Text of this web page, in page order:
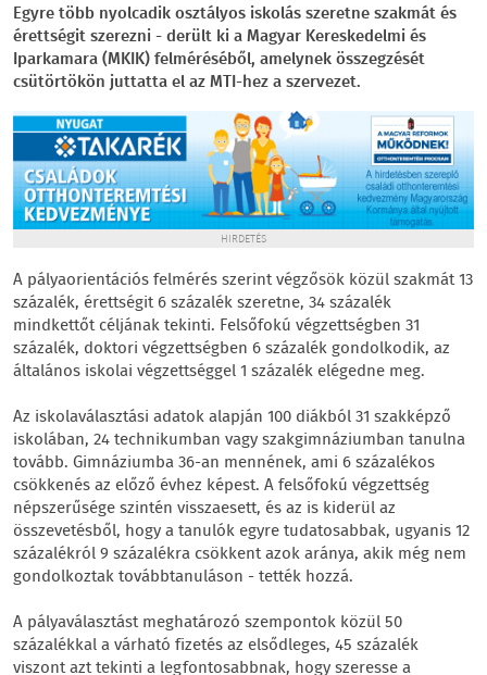
Egyre több nyolcadik osztályos iskolás szeretne szakmát és
érettségit szerezni - derült ki a Magyar Kereskedelmi és
Iparkamara (MKIK) felméréséből, amelynek összegzését
csütörtökön juttatta el az MTI-hez a szervezet.
HIRDETÉS
A pályaorientációs felmérés szerint végzősök közül szakmát 13
százalék, érettségit 6 százalék szeretne, 34 százalék
mindkettőt céljának tekinti. Felsőfokú végzettségben 31
százalék, doktori végzettségben 6 százalék gondolkodik, az
általános iskolai végzettséggel 1 százalék elégedne meg.
Az iskolaválasztási adatok alapján 100 diákból 31 szakképző
iskolában, 24 technikumban vagy szakgimnáziumban tanulna
tovább. Gimnáziumba 36-an mennének, ami 6 százalékos
csökkenés az előző évhez képest. A felsőfokú végzettség
népszerűsége szintén visszaesett, és az is kiderül az
összevetésből, hogy a tanulók egyre tudatosabbak, ugyanis 12
százalékról 9 százalékra csökkent azok aránya, akik még nem
gondolkoztak továbbtanuláson - tették hozzá.
A pályaválasztást meghatározó szempontok közül 50
százalékkal a várható fizetés az elsődleges, 45 százalék
viszont azt tekinti a legfontosabbnak, hogy szeresse a